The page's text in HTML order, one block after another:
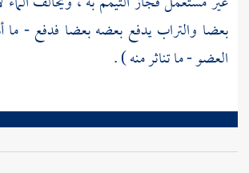
بعضا والتراب يدفع بعضه بعضا فدفع -
العضو - ما تناثر منه ) .